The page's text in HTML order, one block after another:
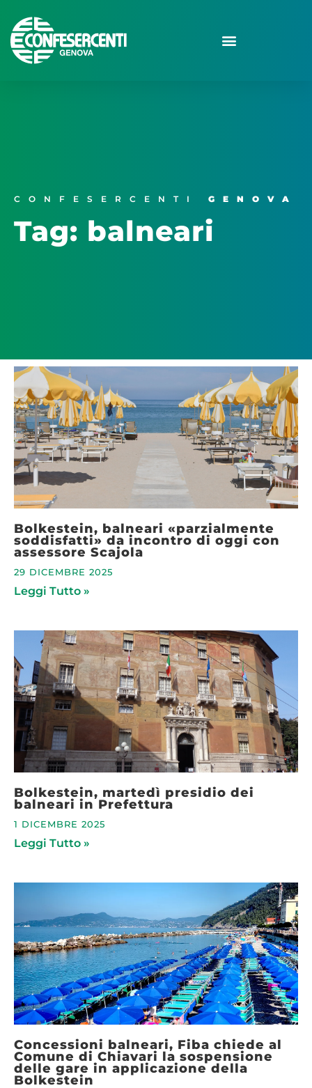
CONFESERCENTI GENOVA
Tag: balneari
Bolkestein, balneari «parzialmente
soddisfatti» da incontro di oggi con
assessore Scajola
29 DICEMBRE 2025
Leggi Tutto »
Bolkestein, martedì presidio dei
balneari in Prefettura
1 DICEMBRE 2025
Leggi Tutto »
Concessioni balneari, Fiba chiede al
Comune di Chiavari la sospensione
delle gare in applicazione della
Bolkestein